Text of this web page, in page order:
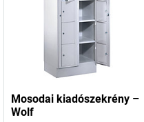
Mosodai kiadószekrény –
Wolf